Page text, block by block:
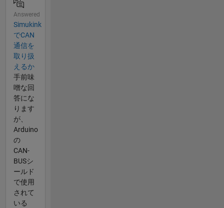
Answered
Simukink
でCAN
通信を
取り扱
えるか
手前味
噌な回
答にな
ります
が、
Arduino
の
CAN-
BUSシ
ールド
で使用
されて
いる